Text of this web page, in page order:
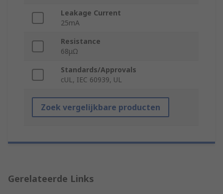
Leakage Current
25mA
Resistance
68μΩ
Standards/Approvals
cUL, IEC 60939, UL
Zoek vergelijkbare producten
Gerelateerde Links